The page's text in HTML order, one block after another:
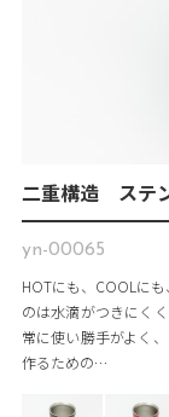
二重構造 ステ
yn-00065
HOTにも、COOLに
のは水滴がつきにく
常に使い勝手がよく
作るための…